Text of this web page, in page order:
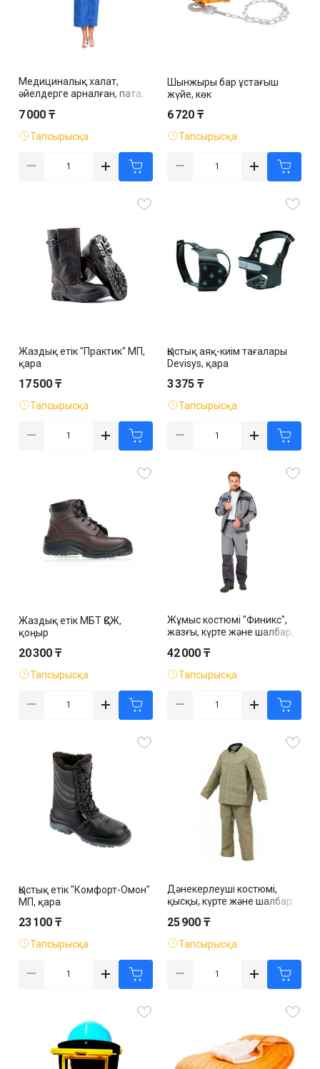
Медициналық халат,
әйелдерге арналған, пата,
7 000 ₸
Тапсырысқа
Шынжыры бар ұстағыш
жүйе, көк
6 720 ₸
Тапсырысқа
Жаздық етік "Практик" МП,
қара
17 500 ₸
Тапсырысқа
Қыстық аяқ-киім тағалары
Devisys, қара
3 375 ₸
Тапсырысқа
Жаздық етік МБТ ҚСЖ,
қоңыр
20 300 ₸
Тапсырысқа
Жұмыс костюмі "Финикс",
жазғы, күрте және шалбар,
42 000 ₸
Тапсырысқа
Қыстық етік "Комфорт-Омон"
МП, қара
23 100 ₸
Тапсырысқа
Дәнекерлеуші костюмі,
қысқы, күрте және шалбар,
25 900 ₸
Тапсырысқа